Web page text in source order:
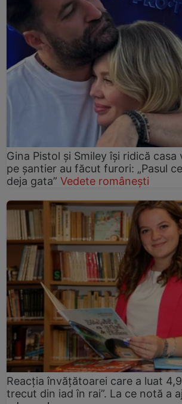
Gina Pistol și Smiley își ridică
pe șantier au făcut furori: „Pasul
deja gata” Vedete românești
Reacția învățătoarei care a luat
trecut din iad în rai”. La ce notă a